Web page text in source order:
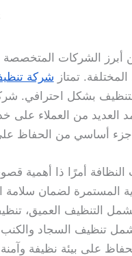
أبرز الشركات
تمتاز شركة
التنظيف بشكل احترافي.
العديد من العملاء
أساسي من الحفاظ
أمرًا ذا أهمية
المستمرة لضمان
التنظيف العميق،
تنظيف السجاد والكنب
على بيئة نظيفة